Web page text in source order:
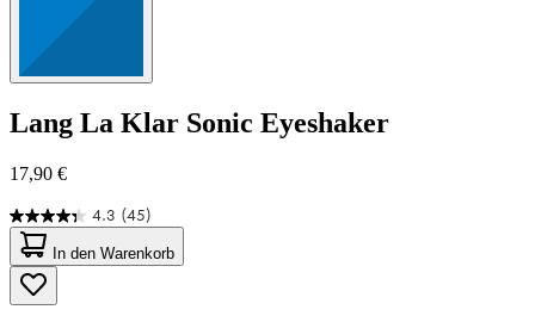
Lang La Klar Sonic Eyeshaker
17,90 €
4.3 (45)
4.3
von
5
Sternen.
45
In den Warenkorb